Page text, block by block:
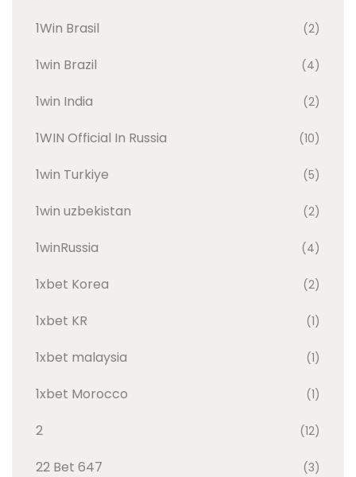
1Win Brasil (2)
1win Brazil (4)
1win India (2)
1WIN Official In Russia (10)
1win Turkiye (5)
1win uzbekistan (2)
1winRussia (4)
1xbet Korea (2)
1xbet KR (1)
1xbet malaysia (1)
1xbet Morocco (1)
2 (12)
22 Bet 647 (3)